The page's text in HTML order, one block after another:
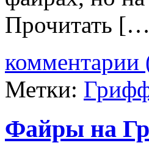
Прочитать
комментарии
Метки:
Файры на